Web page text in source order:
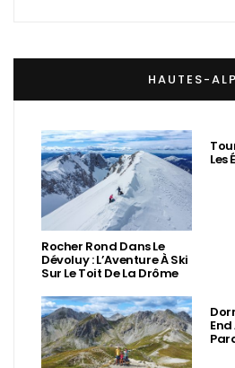
HAUTES-
Rocher Rond Dans Le
Dévoluy : L’Aventure À Ski
Sur Le Toit De La Drôme
Les